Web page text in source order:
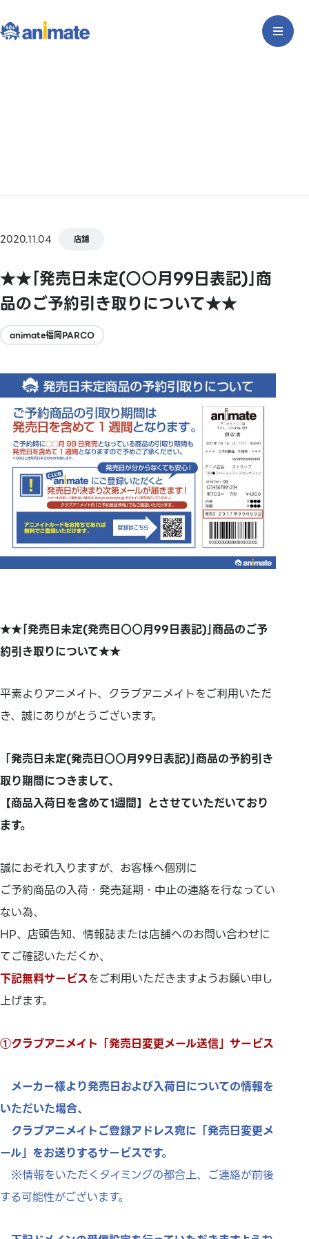
2020.11.04 店鋪
★★｢発売日未定(○○月99日表記)｣商
品のご予約引き取りについて★★
animate福岡PARCO
★★｢発売日未定(発売日○○月99日表記)｣商品のご予
約引き取りについて★★
平素よりアニメイト、クラブアニメイトをご利用いただ
き、誠にありがとうございます。
「発売日未定(発売日○○月99日表記)｣商品の予約引き
取り期間につきまして、
【商品入荷日を含めて1週間】とさせていただいており
ます。
誠におそれ入りますが、お客様へ個別に
ご予約商品の入荷・発売延期・中止の連絡を行なってい
ない為、
HP、店頭告知、情報誌または店舗へのお問い合わせに
てご確認いただくか、
下記無料サービスをご利用いただきますようお願い申し
上げます。
①クラブアニメイト「発売日変更メール送信」サービス
メーカー様より発売日および入荷日についての情報を
いただいた場合、
クラブアニメイトご登録アドレス宛に「発売日変更メ
ール」をお送りするサービスです。
※情報をいただくタイミングの都合上、ご連絡が前後
する可能性がございます。